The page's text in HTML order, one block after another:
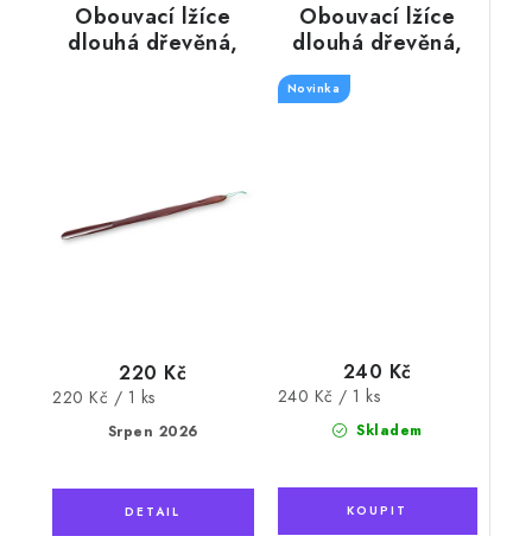
Obouvací lžíce
dlouhá dřevěná,
Srpen 2026
220 Kč
Měrná
220 Kč / 1 ks
Obouvací lžíce
dlouhá dřevěná,
barva olše, 74 cm
Novinka
Skladem
240 Kč
Měrná
240 Kč / 1 ks